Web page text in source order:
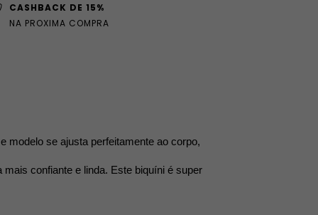
CASHBACK DE 15%
NA PROXIMA COMPRA
modelo se ajusta perfeitamente ao corpo,
confiante e linda. Este biquíni é super